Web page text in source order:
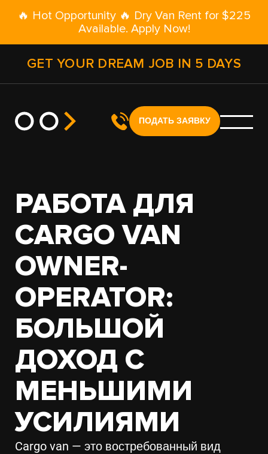
🔥 Hot Opportunity 🔥 Dry Van Rent for $225
Available. Apply Now!
GET YOUR DREAM JOB IN 5 DAYS
ПОДАТЬ ЗАЯВКУ
РАБОТА ДЛЯ
CARGO VAN
OWNER-
OPERATOR:
БОЛЬШОЙ
ДОХОД С
МЕНЬШИМИ
УСИЛИЯМИ
Cargo van — это востребованный вид